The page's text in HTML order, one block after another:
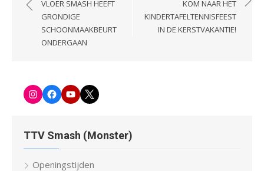
VLOER SMASH HEEFT
GRONDIGE
SCHOONMAAKBEURT
ONDERGAAN
KOM NAAR HET
KINDERTAFELTENNISFEEST
IN DE KERSTVAKANTIE!
InstagramFacebook-
pagina
YoutubeTwitter
TTV Smash (Monster)
Openingstijden